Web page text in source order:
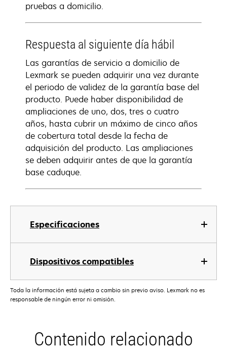
Especificaciones
Dispositivos compatibles
pruebas a domicilio.
Respuesta al siguiente día hábil
Las garantías de servicio a domicilio de
Lexmark se pueden adquirir una vez durante
el periodo de validez de la garantía base del
producto. Puede haber disponibilidad de
ampliaciones de uno, dos, tres o cuatro
años, hasta cubrir un máximo de cinco años
de cobertura total desde la fecha de
adquisición del producto. Las ampliaciones
se deben adquirir antes de que la garantía
base caduque.
Toda la información está sujeta a cambio sin previo aviso. Lexmark no es
responsable de ningún error ni omisión.
Contenido relacionado